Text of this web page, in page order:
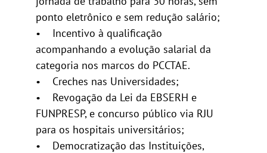
ponto eletrônico e sem redução salário;
• Incentivo à qualificação
acompanhando a evolução salarial da
categoria nos marcos do PCCTAE.
• Creches nas Universidades;
• Revogação da Lei da EBSERH e
FUNPRESP, e concurso público via RJU
para os hospitais universitários;
• Democratização das Instituições,